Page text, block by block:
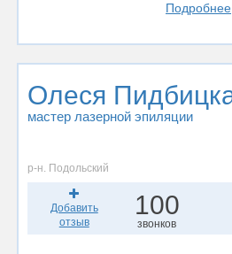
Подробнее
Олеся
мастер лазерной эпиляции
р-н. Подольский
Добавить
отзыв
100
звонков